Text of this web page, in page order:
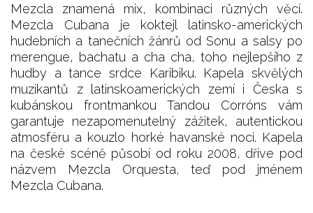
Mezcla znamená mix, kombinaci různých věcí.
Mezcla Cubana je koktejl latinsko-amerických
hudebních a tanečních žánrů od Sonu a salsy po
merengue, bachatu a cha cha, toho nejlepšího z
hudby a tance srdce Karibiku. Kapela skvělých
muzikantů z latinskoamerických zemí i Česka s
kubánskou frontmankou Tandou Corróns vám
garantuje nezapomenutelný zážitek, autentickou
atmosféru a kouzlo horké havanské noci. Kapela
na české scéně působí od roku 2008, dříve pod
názvem Mezcla Orquesta, teď pod jménem
Mezcla Cubana.